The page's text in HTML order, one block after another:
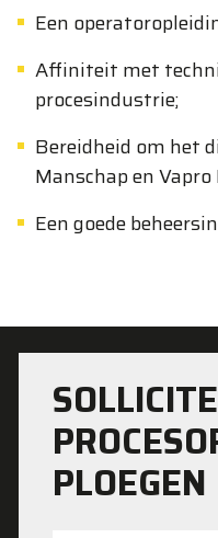
Een
Affiniteit met
procesindustrie;
Bereidheid om het
Manschap en
Een goede
PLOEGEN